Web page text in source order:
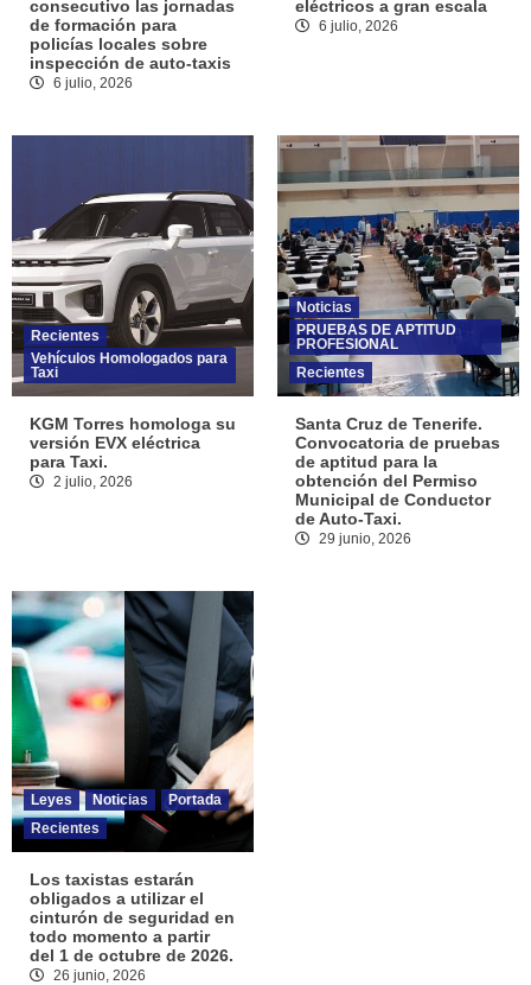
consecutivo las jornadas
de formación para
policías locales sobre
inspección de auto-taxis
6 julio, 2026
eléctricos a gran escala
6 julio, 2026
Recientes
Vehículos Homologados para
Taxi
KGM Torres homologa su
versión EVX eléctrica
para Taxi.
2 julio, 2026
Noticias
PRUEBAS DE APTITUD
PROFESIONAL
Recientes
Santa Cruz de Tenerife.
Convocatoria de pruebas
de aptitud para la
obtención del Permiso
Municipal de Conductor
de Auto-Taxi.
29 junio, 2026
Leyes Noticias
Portada
Recientes
Los taxistas estarán
obligados a utilizar el
cinturón de seguridad en
todo momento a partir
del 1 de octubre de 2026.
26 junio, 2026